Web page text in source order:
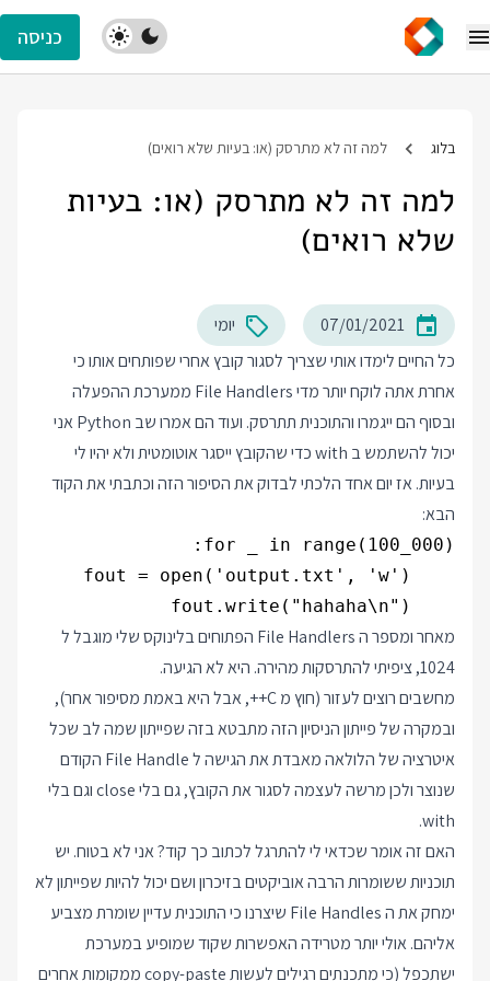
כניסה
בלוג למה זה לא מתרסק (או: בעיות שלא רואים)
למה זה לא מתרסק (או: בעיות
שלא רואים)
07/01/2021
יומי
כל החיים לימדו אותי שצריך לסגור קובץ אחרי שפותחים אותו כי
אחרת אתה לוקח יותר מדי File Handlers ממערכת ההפעלה
ובסוף הם ייגמרו והתוכנית תתרסק. ועוד הם אמרו שב Python אני
יכול להשתמש ב with כדי שהקובץ ייסגר אוטומטית ולא יהיו לי
בעיות. אז יום אחד הלכתי לבדוק את הסיפור הזה וכתבתי את הקוד
הבא:
מאחר ומספר ה File Handlers הפתוחים בלינוקס שלי מוגבל ל
1024, ציפיתי להתרסקות מהירה. היא לא הגיעה.
מחשבים רוצים לעזור (חוץ מ C++, אבל היא באמת מסיפור אחר),
ובמקרה של פייתון הניסיון הזה מתבטא בזה שפייתון שמה לב שכל
איטרציה של הלולאה מאבדת את הגישה ל File Handle הקודם
שנוצר ולכן מרשה לעצמה לסגור את הקובץ, גם בלי close וגם בלי
with.
האם זה אומר שכדאי לי להתרגל לכתוב כך קוד? אני לא בטוח. יש
תוכניות ששומרות הרבה אוביקטים בזיכרון ושם יכול להיות שפייתון לא
ימחק את ה File Handles שיצרנו כי התוכנית עדיין שומרת מצביע
אליהם. אולי יותר מטרידה האפשרות שקוד שמופיע במערכת
ישתכפל (כי מתכנתים רגילים לעשות copy-paste ממקומות אחרים